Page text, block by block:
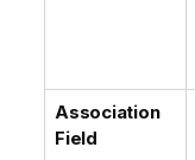
Association
Field